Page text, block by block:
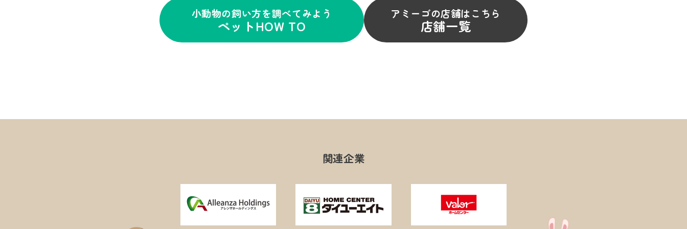
小動物の飼い方を調べてみよう
ペットHOW TO
アミーゴの店舗はこちら
店舗一覧
関連企業